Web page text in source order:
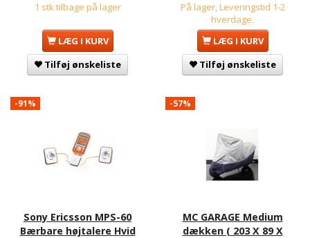
1 stk tilbage på lager
LÆG I KURV
Tilføj ønskeliste
På lager, Leveringstid 1-2
hverdage.
LÆG I KURV
Tilføj ønskeliste
-91%
Sony Ericsson MPS-60
Bærbare højtalere Hvid
-57%
MC GARAGE Medium
dækken ( 203 X 89 X